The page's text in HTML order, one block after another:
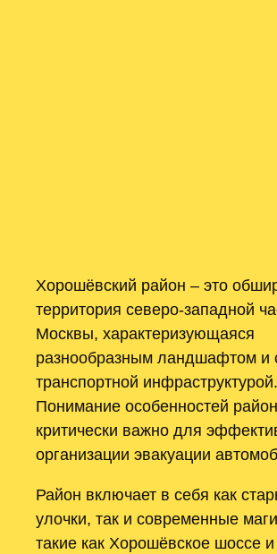
Хорошёвский район – это
территория северо-западной
Москвы, характеризующаяся
разнообразным ландшафтом и
транспортной инфраструктурой.
Понимание особенностей
критически важно для
организации эвакуации
Район включает в себя как
улочки, так и современные
такие как Хорошёвское шоссе и